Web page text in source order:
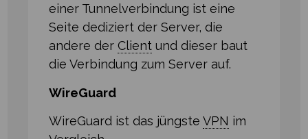
einer Tunnelverbindung ist eine
Seite dediziert der Server, die
andere derClient und dieser baut
die Verbindung zum Server auf.
WireGuard
WireGuard ist das jüngsteVPN im